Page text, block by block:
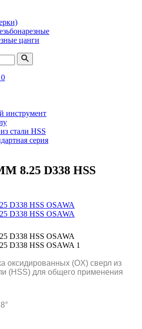
цанги
0
инструмент
стали HSS
серия
8.25 D338 HSS
оксидированных (OX) сверл из
(HSS) для общего применения